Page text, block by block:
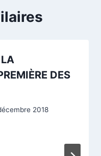
DES
2018